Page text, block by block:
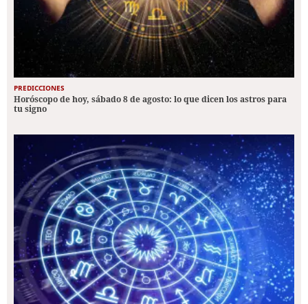
PREDICCIONES
Horóscopo de hoy, sábado 8 de agosto: lo que dicen los astros para
tu signo